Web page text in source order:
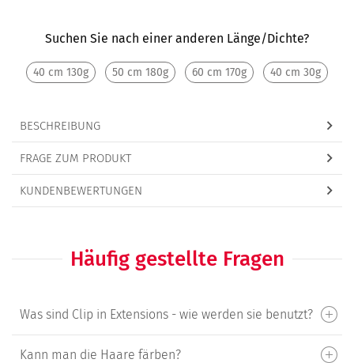
Suchen Sie nach einer anderen Länge/Dichte?
40 cm 130g 50 cm 180g 60 cm 170g 40 cm 30g
BESCHREIBUNG
FRAGE ZUM PRODUKT
KUNDENBEWERTUNGEN
Häufig gestellte Fragen
Was sind Clip in Extensions - wie werden sie benutzt?
Kann man die Haare färben?